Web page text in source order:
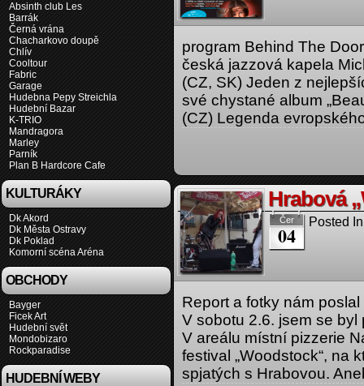
Absinth club Les
Barrák
Černá vrána
Chacharkovo doupě
Chlív
Cooltour
Fabric
Garage
Hudebna Pepy Streichla
Hudební Bazar
K-TRIO
Mandragora
Marley
Parník
Plan B Hardcore Cafe
KULTURÁKY
Dk Akord
Dk Města Ostravy
Dk Poklad
Komorní scéna Aréna
OBCHODY
Bayger
Ficek Art
Hudební svět
Mondobizaro
Rockparadise
HUDEBNÍ WEBY
program Behind The
česká jazzová kapela
(CZ, SK) Jeden z
své chystané album
(CZ) Legenda
Hrabová
Čer
04
Posted
Report a fotky nám
V sobotu 2.6. jsem se
V areálu místní pizzerie
festival „Woodstock“, na
spjatých s Hrabovou.